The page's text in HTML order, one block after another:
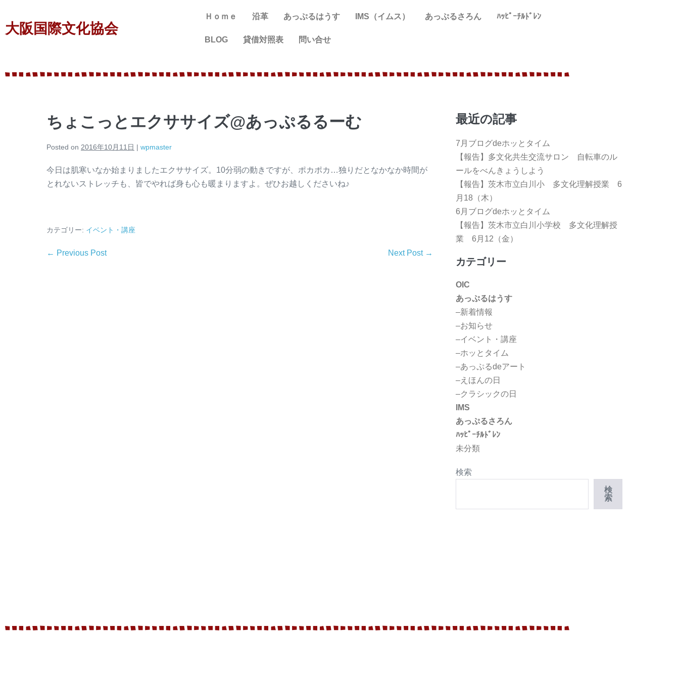
大阪国際文化協会
Ｈｏｍｅ 沿革 あっぷるはうす IMS（イムス） あっぷるさろん ﾊｯﾋﾟｰﾁﾙﾄﾞﾚﾝ
BLOG 貸借対照表 問い合せ
ちょこっとエクササイズ@あっぷるるーむ
Posted on 2016年10月11日 | wpmaster
今日は肌寒いなか始まりましたエクササイズ。10分弱の動きですが、ポカポカ…独りだとなかなか時間が
とれないストレッチも、皆でやれば身も心も暖まりますよ。ぜひお越しくださいね♪
カテゴリー: イベント・講座
← Previous Post Next Post →
最近の記事
7月ブログdeホッとタイム
【報告】多文化共生交流サロン 自転車のル
ールをべんきょうしよう
【報告】茨木市立白川小 多文化理解授業 6
月18（木）
6月ブログdeホッとタイム
【報告】茨木市立白川小学校 多文化理解授
業 6月12（金）
カテゴリー
OIC
あっぷるはうす
–新着情報
–お知らせ
–イベント・講座
–ホッとタイム
–あっぷるdeアート
–えほんの日
–クラシックの日
IMS
あっぷるさろん
ﾊｯﾋﾟｰﾁﾙﾄﾞﾚﾝ
未分類
検索
検
索